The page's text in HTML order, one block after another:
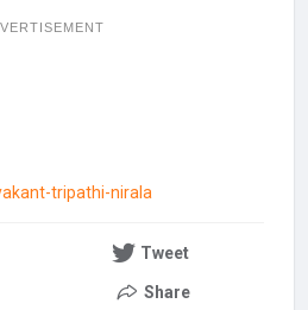
tripathi-nirala
Tweet
Share